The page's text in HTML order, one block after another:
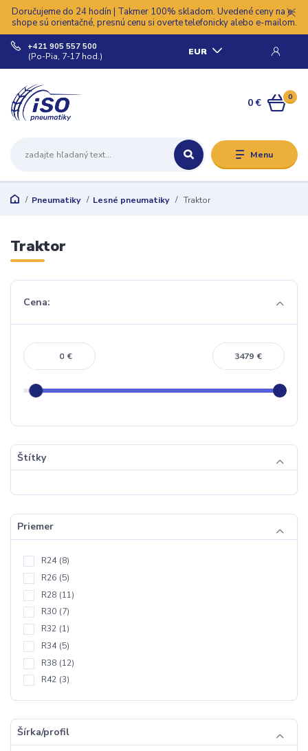
Doručujeme do 24 hodín | Takmer 100% skladom. Uvedené ceny na e-
shope sú orientačné, presnú cenu si overte telefonicky alebo e-mailom.
Menu
EUR
+421 905 557 500
(Po-Pia, 7-17 hod.)
0
0 €
Pneumatiky Lesné pneumatiky Traktor
Traktor
Cena:
€ €
Štítky
Priemer
R24 (8)
R26 (5)
R28 (11)
R30 (7)
R32 (1)
R34 (5)
R38 (12)
R42 (3)
Šírka/profil